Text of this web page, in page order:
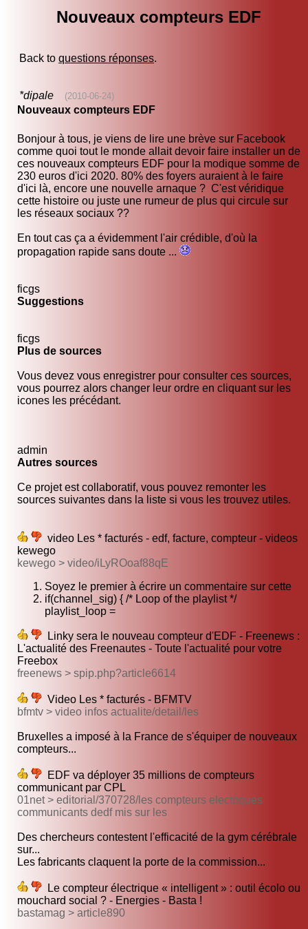
Nouveaux compteurs EDF
Back to questions réponses.
*dipale (2010-06-24)
Nouveaux compteurs EDF
Bonjour à tous, je viens de lire une brève sur Facebook
comme quoi tout le monde allait devoir faire installer un de
ces nouveaux compteurs EDF pour la modique somme de
230 euros d'ici 2020. 80% des foyers auraient à le faire
d'ici là, encore une nouvelle arnaque ? C'est véridique
cette histoire ou juste une rumeur de plus qui circule sur
les réseaux sociaux ??
En tout cas ça a évidemment l'air crédible, d'où la
propagation rapide sans doute ...
ficgs
Suggestions
ficgs
Plus de sources
Vous devez vous enregistrer pour consulter ces sources,
vous pourrez alors changer leur ordre en cliquant sur les
icones les précédant.
admin
Autres sources
Ce projet est collaboratif, vous pouvez remonter les
sources suivantes dans la liste si vous les trouvez utiles.
video Les * facturés - edf, facture, compteur - videos
kewego
kewego > video/iLyROoaf88qE
Soyez le premier à écrire un commentaire sur cette
if(channel_sig) { /* Loop of the playlist */
playlist_loop =
Linky sera le nouveau compteur d'EDF - Freenews :
L'actualité des Freenautes - Toute l'actualité pour votre
Freebox
freenews > spip.php?article6614
Video Les * facturés - BFMTV
bfmtv > video infos actualite/detail/les
Bruxelles a imposé à la France de s'équiper de nouveaux
compteurs...
EDF va déployer 35 millions de compteurs
communicant par CPL
01net > editorial/370728/les compteurs electriques
communicants dedf mis sur les
Des chercheurs contestent l'efficacité de la gym cérébrale
sur...
Les fabricants claquent la porte de la commission...
Le compteur électrique « intelligent » : outil écolo ou
mouchard social ? - Energies - Basta !
bastamag > article890